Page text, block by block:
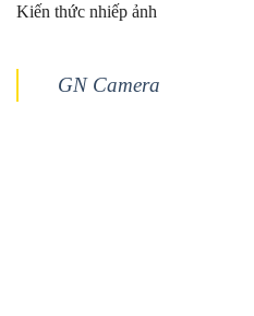
Kiến thức nhiếp ảnh
GN Camera